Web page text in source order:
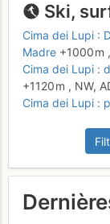
Ski,
Cima dei Lupi :
Madre +1000 m ,
Cima dei Lupi :
+1120 m , NW,
Cima dei Lupi :